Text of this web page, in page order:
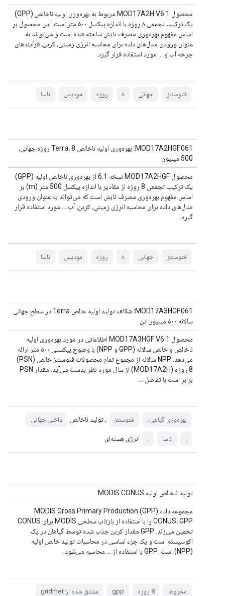
محصول MOD17A2H V6.1 مربوط به بهره‌وری اولیه ناخالص (GPP)
یک ترکیب تجمعی ۸ روزه با اندازه پیکسل ۵۰۰ متر است. این محصول بر
اساس مفهوم بهره‌وری مصرف تابش ساخته شده است و می‌تواند به
عنوان ورودی مدل‌های داده برای محاسبه انرژی زمینی، کربن، فرآیندهای
چرخه آب و ... مورد استفاده قرار گیرد.
فتوسنتز جهانی ۸ روزه مودیس ناسا
MOD17A2HGF.061: بهره‌وری اولیه ناخالص Terra، 8 روزه جهانی،
500 میلیون
محصول MOD17A2HGF نسخه 6.1 از بهره‌وری ناخالص اولیه (GPP)
یک ترکیب تجمعی 8 روزه از مقادیر با اندازه پیکسل 500 متر (m) بر
اساس مفهوم بهره‌وری مصرف تابش است که می‌تواند به عنوان ورودی
مدل‌های داده برای محاسبه انرژی زمینی، کربن، آب ... مورد استفاده قرار
گیرد.
فتوسنتز جهانی ۸ روزه مودیس ناسا
MOD17A3HGF.061: شکاف تولید اولیه خالص Terra در سطح جهانی
سالانه ۵۰۰ میلیون تن
محصول MOD17A3HGF V6.1 اطلاعاتی در مورد بهره‌وری اولیه
ناخالص و خالص سالانه (GPP و NPP) با وضوح پیکسلی ۵۰۰ متر ارائه
می‌دهد. NPP سالانه از مجموع تمام محصولات فتوسنتز خالص (PSN)
8 روزه (MOD17A2H) از سال مورد نظر بدست می‌آید. مقدار PSN
برابر است با تفاضل ...
بهره‌وری گیاهی، فتوسنتز ، تولید ناخالص داخلی جهانی
، ناسا ، انرژی هسته‌ای
تولید ناخالص اولیه MODIS CONUS
مجموعه داده MODIS Gross Primary Production (GPP)
CONUS، GPP را با استفاده از بازتاب سطحی MODIS برای CONUS
تخمین می‌زند. GPP مقدار کربن جذب شده توسط گیاهان در یک
اکوسیستم است و یک جزء اساسی در محاسبات تولید خالص اولیه
(NPP) است. GPP با استفاده از ... محاسبه می‌شود.
مخروط 8 روزه gpp مشتق شده از gridmet